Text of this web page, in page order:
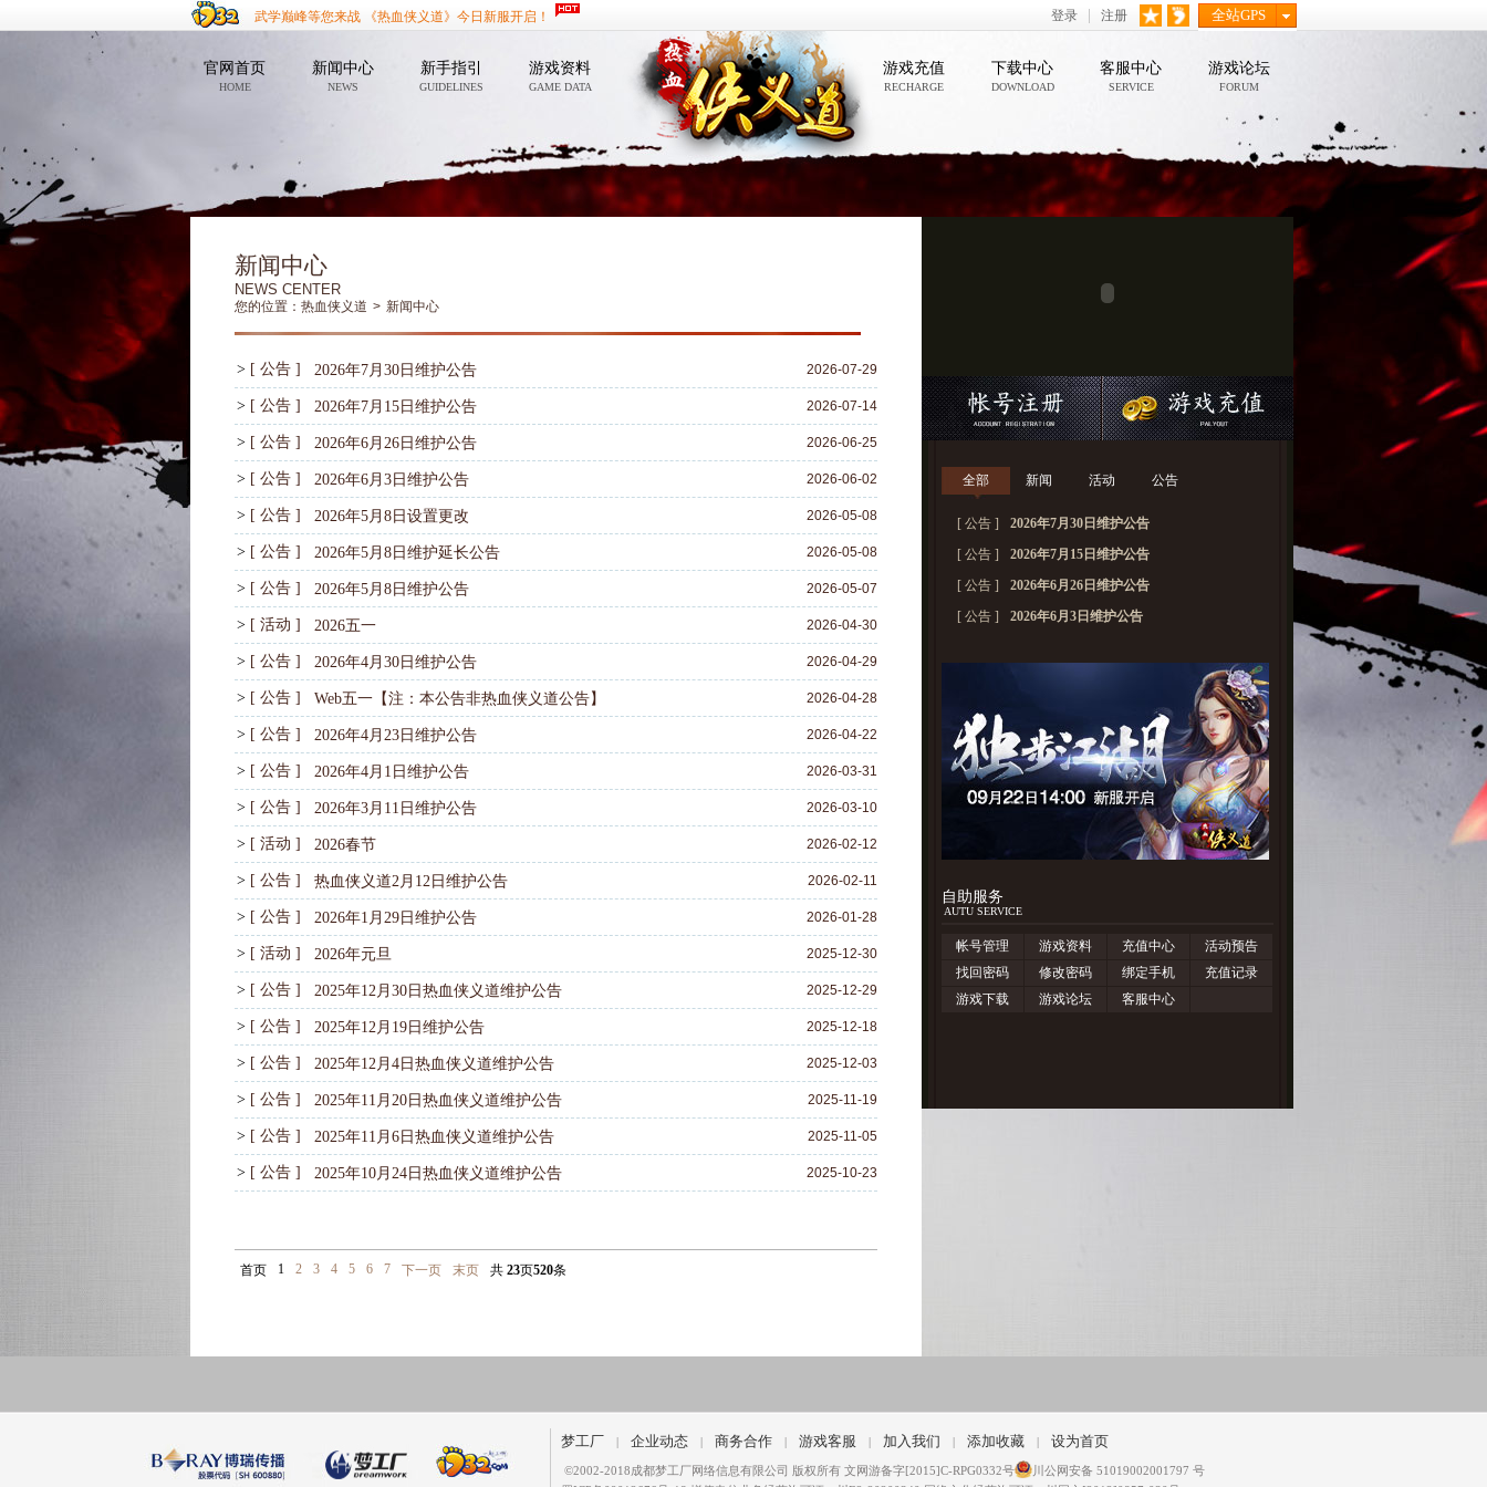
武学巅峰等您来战 《热血侠义道》今日新服开启！ 注册
登录 全站GPS
官网首页
HOME
新闻中心
NEWS
新手指引
GUIDELINES
游戏资料
GAME DATA
游戏充值
RECHARGE
下载中心
DOWNLOAD
客服中心
SERVICE
游戏论坛
FORUM
新闻中心
NEWS CENTER
您的位置： 热血侠义道 > 新闻中心
2026-07-29
> [ 公告 ] 2026年7月30日维护公告
2026-07-14
> [ 公告 ] 2026年7月15日维护公告
2026-06-25
> [ 公告 ] 2026年6月26日维护公告
2026-06-02
> [ 公告 ] 2026年6月3日维护公告
2026-05-08
> [ 公告 ] 2026年5月8日设置更改
2026-05-08
> [ 公告 ] 2026年5月8日维护延长公告
2026-05-07
> [ 公告 ] 2026年5月8日维护公告
2026-04-30
> [ 活动 ] 2026五一
2026-04-29
> [ 公告 ] 2026年4月30日维护公告
2026-04-28
> [ 公告 ] Web五一【注：本公告非热血侠义道公告】
2026-04-22
> [ 公告 ] 2026年4月23日维护公告
2026-03-31
> [ 公告 ] 2026年4月1日维护公告
2026-03-10
> [ 公告 ] 2026年3月11日维护公告
2026-02-12
> [ 活动 ] 2026春节
2026-02-11
> [ 公告 ] 热血侠义道2月12日维护公告
2026-01-28
> [ 公告 ] 2026年1月29日维护公告
2025-12-30
> [ 活动 ] 2026年元旦
2025-12-29
> [ 公告 ] 2025年12月30日热血侠义道维护公告
2025-12-18
> [ 公告 ] 2025年12月19日维护公告
2025-12-03
> [ 公告 ] 2025年12月4日热血侠义道维护公告
2025-11-19
> [ 公告 ] 2025年11月20日热血侠义道维护公告
2025-11-05
> [ 公告 ] 2025年11月6日热血侠义道维护公告
2025-10-23
> [ 公告 ] 2025年10月24日热血侠义道维护公告
首页 1 2 3 4 5 6 7 下一页 末页 共 23页520条
全部 新闻 活动 公告
[ 公告 ]
2026年7月30日维护公告
[ 公告 ]
2026年7月15日维护公告
[ 公告 ]
2026年6月26日维护公告
[ 公告 ] 2026年6月3日维护公告
自助服务
AUTU SERVICE
帐号管理 游戏资料 充值中心
活动预告
找回密码
修改密码 绑定手机
充值记录
游戏下载
游戏论坛 客服中心
梦工厂 | 企业动态 | 商务合作 | 游戏客服 | 加入我们 | 添加收藏 | 设为首页
©2002-2018成都梦工厂网络信息有限公司 版权所有 文网游备字[2015]C-RPG0332号
川公网安备 51019002001797 号